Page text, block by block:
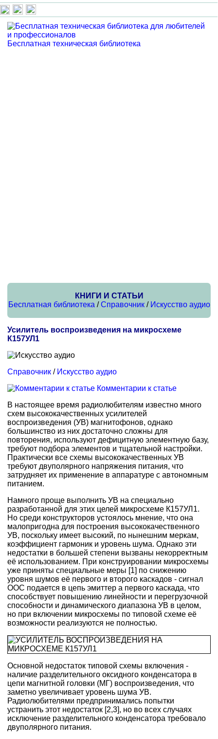
Бесплатная техническая библиотека
КНИГИ И СТАТЬИ
Бесплатная библиотека /Справочник/ Искусство аудио
Усилитель воспроизведения на микросхеме
К157УЛ1
Справочник / Искусство аудио
Комментарии к статье
В настоящее время радиолюбителям известно много
схем высококачественных усилителей
воспроизведения (УВ) магнитофонов, однако
большинство из них достаточно сложны для
повторения, используют дефицитную элементную базу,
требуют подбора элементов и тщательной настройки.
Практически все схемы высококачественных УВ
требуют двуполярного напряжения питания, что
затрудняет их применение в аппаратуре с автономным
питанием.
Намного проще выполнить УВ на специально
разработанной для этих целей микросхеме К157УЛ1.
Но среди конструкторов устоялось мнение, что она
малопригодна для построения высококачественного
УВ, поскольку имеет высокий, по нынешним меркам,
коэффициент гармоник и уровень шума. Однако эти
недостатки в большей степени вызваны некорректным
её использованием. При конструировании микросхемы
уже приняты специальные меры [1] по снижению
уровня шумов её первого и второго каскадов - сигнал
ООС подается в цепь эмиттер а первого каскада, что
способствует повышению линейности и перегрузочной
способности и динамического диапазона УВ в целом,
но при включении микросхемы по типовой схеме её
возможности реализуются не полностью.
Основной недостаток типовой схемы включения -
наличие разделительного оксидного конденсатора в
цепи магнитной головки (МГ) воспроизведения, что
заметно увеличивает уровень шума УВ.
Радиолюбителями предпринимались попытки
устранить этот недостаток [2,3], но во всех случаях
исключение разделительного конденсатора требовало
двуполярного питания.